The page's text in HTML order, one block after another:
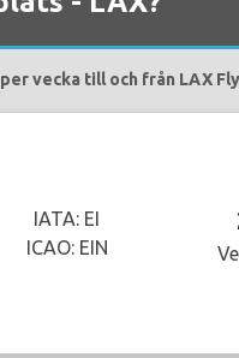
vecka till och från LAX
IATA: EI
ICAO: EIN